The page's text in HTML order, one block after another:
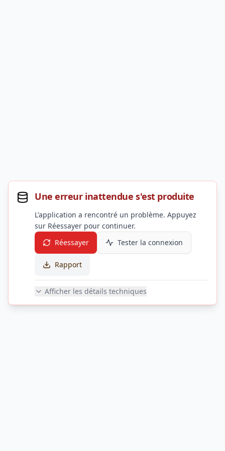
Une erreur inattendue s'est produite
L'application a rencontré un problème. Appuyez
sur Réessayer pour continuer.
Réessayer
Tester la connexion
Rapport
Afficher les détails techniques